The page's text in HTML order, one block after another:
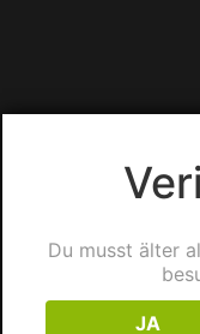
Du musst älter
JA